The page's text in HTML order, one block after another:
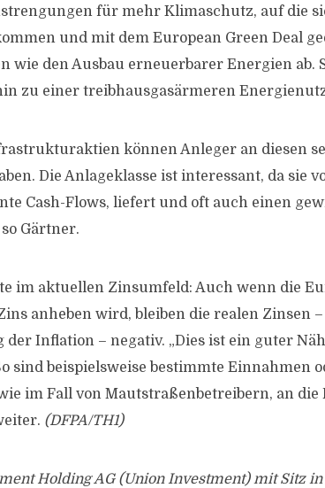
für mehr Klimaschutz, auf die
und mit dem European Green Deal
den Ausbau erneuerbarer Energien ab.
zu einer treibhausgasärmeren
können Anleger an diesen
Die Anlageklasse ist interessant, da sie
Cash-Flows, liefert und oft auch einen
Gärtner.
im aktuellen Zinsumfeld: Auch wenn die
anheben wird, bleiben die realen Zinsen
Inflation – negativ. „Dies ist ein guter
sind beispielsweise bestimmte Einnahmen
im Fall von Mautstraßenbetreibern, an
(DFPA/TH1)
Holding AG (Union Investment) mit Sitz